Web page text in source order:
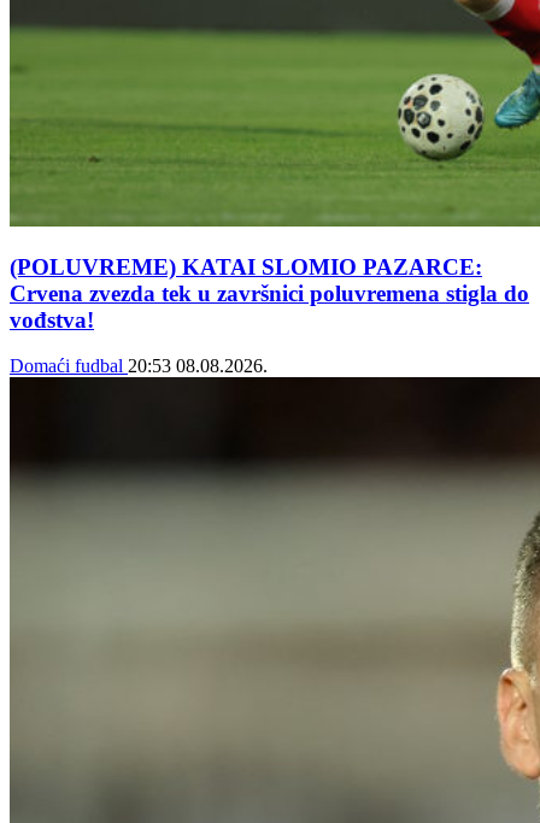
(POLUVREME) KATAI SLOMIO PAZARCE:
Crvena zvezda tek u završnici poluvremena stigla do
vođstva!
Domaći fudbal 20:53 08.08.2026.